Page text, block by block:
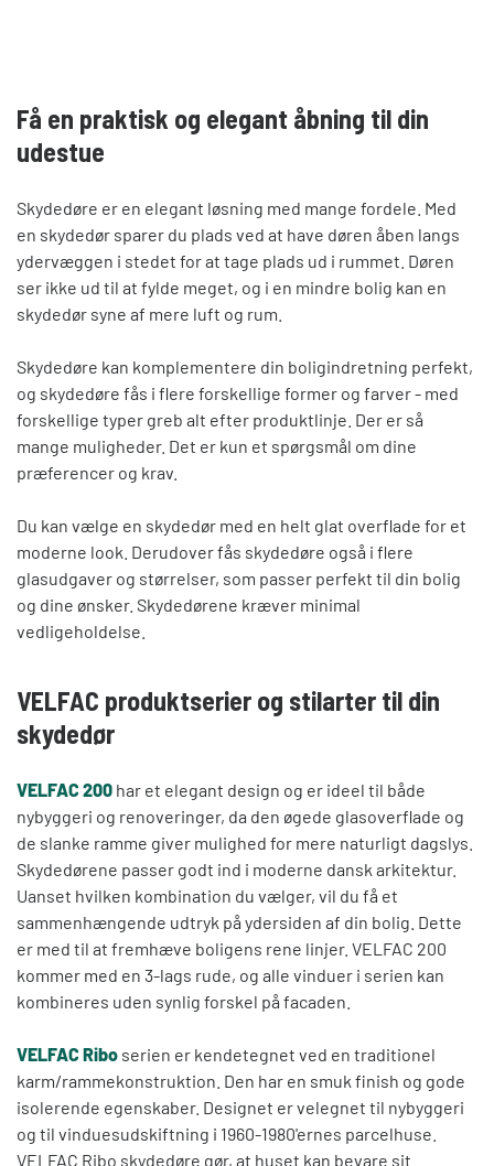
Få en praktisk og elegant åbning til din
udestue
Skydedøre er en elegant løsning med mange fordele. Med
en skydedør sparer du plads ved at have døren åben langs
ydervæggen i stedet for at tage plads ud i rummet. Døren
ser ikke ud til at fylde meget, og i en mindre bolig kan en
skydedør syne af mere luft og rum.
Skydedøre kan komplementere din boligindretning perfekt,
og skydedøre fås i flere forskellige former og farver - med
forskellige typer greb alt efter produktlinje. Der er så
mange muligheder. Det er kun et spørgsmål om dine
præferencer og krav.
Du kan vælge en skydedør med en helt glat overflade for et
moderne look. Derudover fås skydedøre også i flere
glasudgaver og størrelser, som passer perfekt til din bolig
og dine ønsker. Skydedørene kræver minimal
vedligeholdelse.
VELFAC produktserier og stilarter til din
skydedør
VELFAC 200 har et elegant design og er ideel til både
nybyggeri og renoveringer, da den øgede glasoverflade og
de slanke ramme giver mulighed for mere naturligt dagslys.
Skydedørene passer godt ind i moderne dansk arkitektur.
Uanset hvilken kombination du vælger, vil du få et
sammenhængende udtryk på ydersiden af din bolig. Dette
er med til at fremhæve boligens rene linjer. VELFAC 200
kommer med en 3-lags rude, og alle vinduer i serien kan
kombineres uden synlig forskel på facaden.
VELFAC Ribo serien er kendetegnet ved en traditionel
karm/rammekonstruktion. Den har en smuk finish og gode
isolerende egenskaber. Designet er velegnet til nybyggeri
og til vinduesudskiftning i 1960-1980'ernes parcelhuse.
VELFAC Ribo skydedøre gør, at huset kan bevare sit